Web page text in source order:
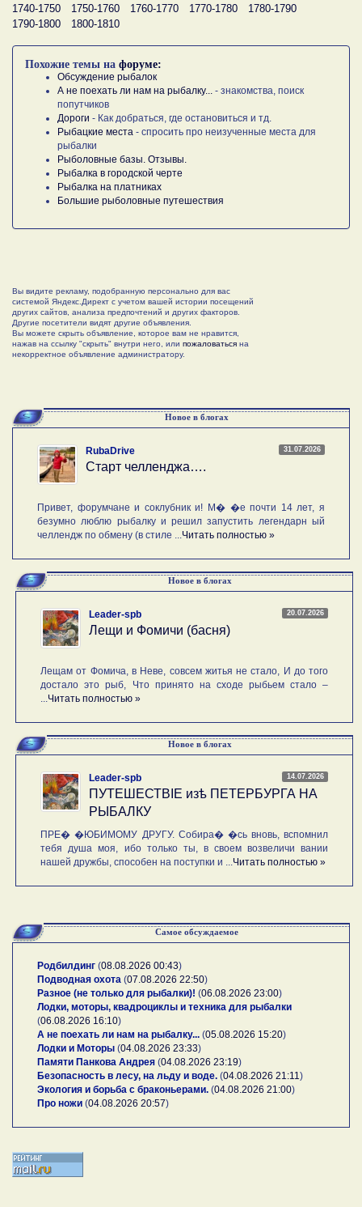
1740-1750
1750-1760 1760-1770 1770-1780
1780-1790
1790-1800
1800-1810
Похожие темы на форуме:
Обсуждение рыбалок
А не поехать ли нам на рыбалку...
- знакомства, поиск
попутчиков
Дороги - Как добраться, где остановиться и тд.
Рыбацкие места - спросить про неизученные места для
рыбалки
Рыболовные базы. Отзывы.
Рыбалка в городской черте
Рыбалка на платниках
Большие рыболовные путешествия
Вы видите рекламу, подобранную персонально для вас
системой Яндекс.Директ с учетом вашей истории посещений
других сайтов, анализа предпочтений и других факторов.
Другие посетители видят другие объявления.
Вы можете скрыть объявление, которое вам не нравится,
нажав на ссылку "скрыть" внутри него, или пожаловаться на
некорректное объявление администратору.
Новое в блогах
31.07.2026
RubaDrive
Старт челленджа….
Привет, форумчане и соклубник и! М� �е почти 14 лет, я
безумно люблю рыбалку и решил запустить легендарн ый
челлендж по обмену (в стиле ... Читать полностью »
Новое в блогах
20.07.2026
Leader-spb
Лещи и Фомичи (басня)
Лещам от Фомича, в Неве, совсем житья не стало, И до того
достало это рыб, Что принято на сходе рыбьем стало –
Читать полностью »
Новое в блогах
14.07.2026
Leader-spb
ПУТЕШЕСТВIE изѣ ПЕТЕРБУРГА НА
РЫБАЛКУ
ПРЕ� �ЮБИМОМУ ДРУГУ. Собира� �сь вновь, вспомнил
тебя душа моя, ибо только ты, в своем возвеличи вании
нашей дружбы, способен на поступки и ... Читать полностью »
Самое обсуждаемое
Родбилдинг (08.08.2026 00:43)
Подводная охота (07.08.2026 22:50)
Разное (не только для рыбалки)! (06.08.2026 23:00)
Лодки, моторы, квадроциклы и техника для рыбалки
(06.08.2026 16:10)
А не поехать ли нам на рыбалку... (05.08.2026 15:20)
Лодки и Моторы (04.08.2026 23:33)
Памяти Панкова Андрея (04.08.2026 23:19)
Безопасность в лесу, на льду и воде. (04.08.2026 21:11 )
Экология и борьба с браконьерами. (04.08.2026 21:00)
Про ножи (04.08.2026 20:57)